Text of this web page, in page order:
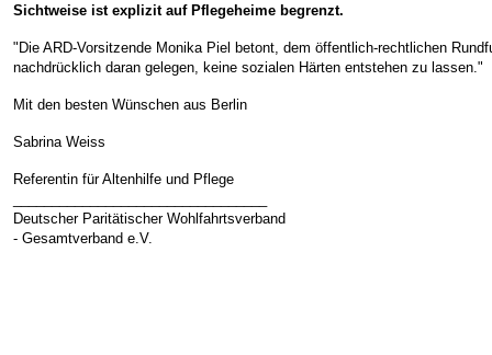
Sichtweise ist explizit auf Pflegeheime begrenzt.
"Die ARD-Vorsitzende Monika Piel betont, dem öffentlich-rechtlichen
nachdrücklich daran gelegen, keine sozialen Härten entstehen zu lassen."
Mit den besten Wünschen aus Berlin
Sabrina Weiss
Referentin für Altenhilfe und Pflege
Deutscher Paritätischer Wohlfahrtsverband
- Gesamtverband e.V.